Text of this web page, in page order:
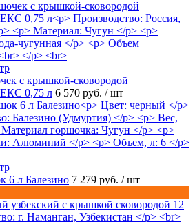
с крышкой-сковородой
0,75 л 6 570 руб. / шт
6 л Балезино 7 279 руб. / шт